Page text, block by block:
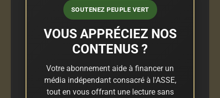
SOUTENEZ PEUPLE VERT
VOUS APPRÉCIEZ NOS
CONTENUS ?
Votre abonnement aide à financer un
média indépendant consacré à l'ASSE,
tout en vous offrant une lecture sans